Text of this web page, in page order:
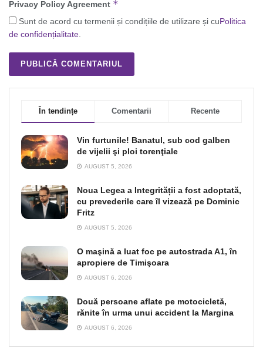
Privacy Policy Agreement *
Sunt de acord cu termenii și condițiile de utilizare și cuPolitica
de confidențialitate.
În tendințe Comentarii Recente
Vin furtunile! Banatul, sub cod galben
de vijelii şi ploi torenţiale
AUGUST 5, 2026
Noua Legea a Integrității a fost adoptată,
cu prevederile care îl vizează pe Dominic
Fritz
AUGUST 5, 2026
O maşină a luat foc pe autostrada A1, în
apropiere de Timişoara
AUGUST 6, 2026
Două persoane aflate pe motocicletă,
rănite în urma unui accident la Margina
AUGUST 6, 2026